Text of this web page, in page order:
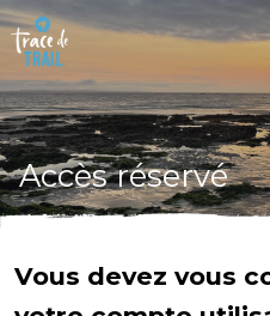
Accès réservé
Vous devez vous